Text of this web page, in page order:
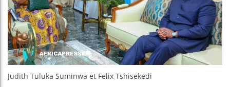
Ceuta :
Judith Tuluka Suminwa et Felix Tshisekedi